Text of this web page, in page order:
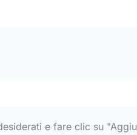
e fare clic su